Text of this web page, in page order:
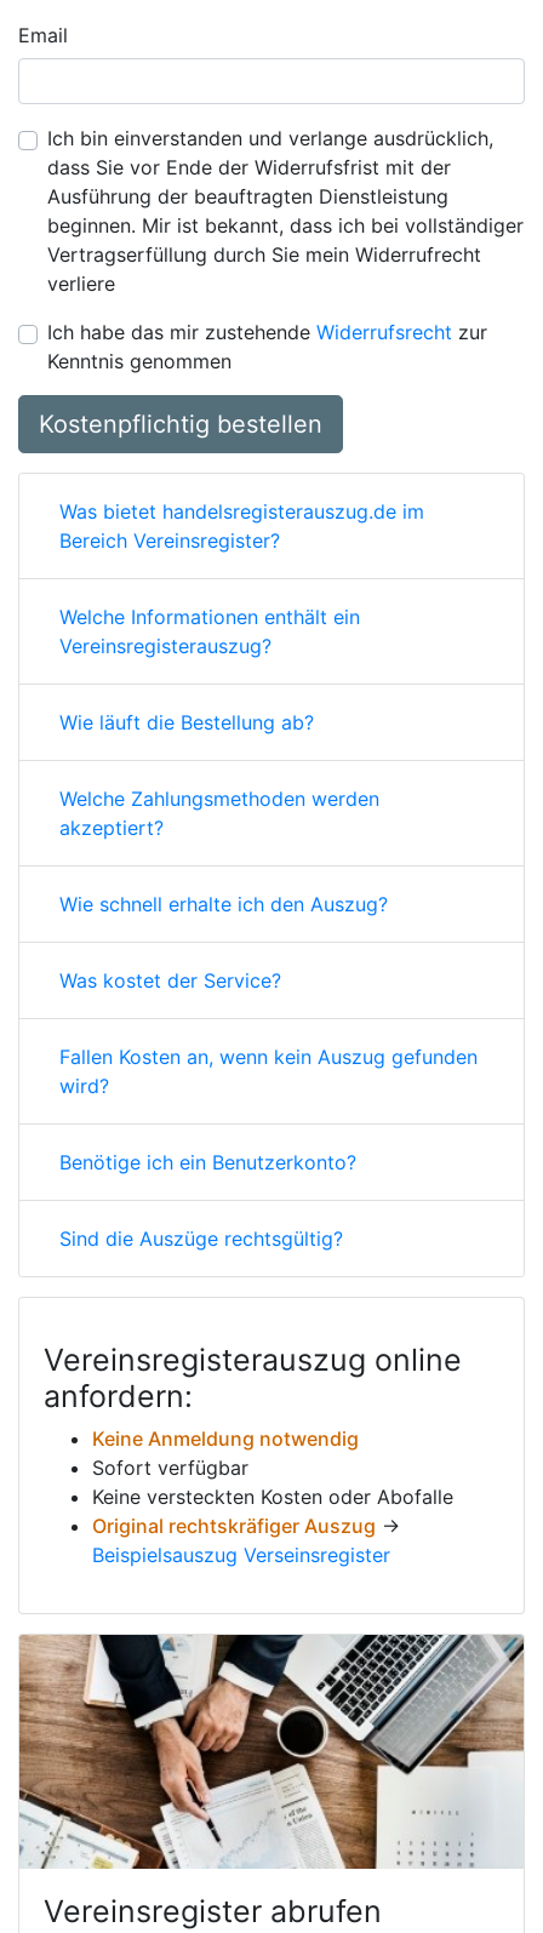
Email
Ich bin einverstanden und verlange ausdrücklich,
dass Sie vor Ende der Widerrufsfrist mit der
Ausführung der beauftragten Dienstleistung
beginnen. Mir ist bekannt, dass ich bei vollständiger
Vertragserfüllung durch Sie mein Widerrufrecht
verliere
Ich habe das mir zustehende Widerrufsrecht zur
Kenntnis genommen
Kostenpflichtig bestellen
Was bietet handelsregisterauszug.de im
Bereich Vereinsregister?
Welche Informationen enthält ein
Vereinsregisterauszug?
Wie läuft die Bestellung ab?
Welche Zahlungsmethoden werden
akzeptiert?
Wie schnell erhalte ich den Auszug?
Was kostet der Service?
Fallen Kosten an, wenn kein Auszug gefunden
wird?
Benötige ich ein Benutzerkonto?
Sind die Auszüge rechtsgültig?
Vereinsregisterauszug online
anfordern:
Keine Anmeldung notwendig
Sofort verfügbar
Keine versteckten Kosten oder Abofalle
Original rechtskräfiger Auszug →
Beispielsauszug Verseinsregister
Vereinsregister abrufen